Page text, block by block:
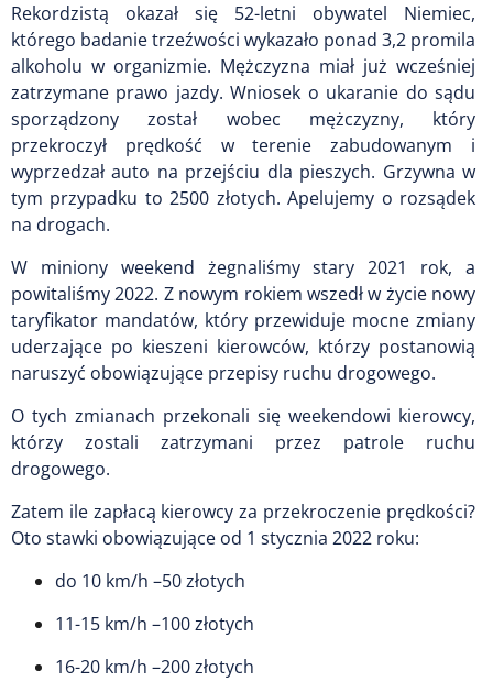
Rekordzistą okazał się 52-letni obywatel Niemiec,
którego badanie trzeźwości wykazało ponad 3,2 promila
alkoholu w organizmie. Mężczyzna miał już wcześniej
zatrzymane prawo jazdy. Wniosek o ukaranie do sądu
sporządzony został wobec mężczyzny, który
przekroczył prędkość w terenie zabudowanym i
wyprzedzał auto na przejściu dla pieszych. Grzywna w
tym przypadku to 2500 złotych. Apelujemy o rozsądek
na drogach.
W miniony weekend żegnaliśmy stary 2021 rok, a
powitaliśmy 2022. Z nowym rokiem wszedł w życie nowy
taryfikator mandatów, który przewiduje mocne zmiany
uderzające po kieszeni kierowców, którzy postanowią
naruszyć obowiązujące przepisy ruchu drogowego.
O tych zmianach przekonali się weekendowi kierowcy,
którzy zostali zatrzymani przez patrole ruchu
drogowego.
Zatem ile zapłacą kierowcy za przekroczenie prędkości?
Oto stawki obowiązujące od 1 stycznia 2022 roku:
do 10 km/h –50 złotych
11-15 km/h –100 złotych
16-20 km/h –200 złotych